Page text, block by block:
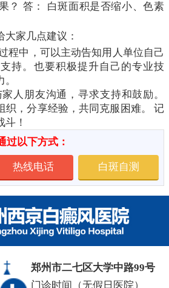
？ 答： 白斑面积是否缩小、色素
家几点建议：
程中，可以主动告知用人单位自己
持。也要积极提升自己的专业技
人朋友沟通，寻求支持和鼓励。
织，分享经验，共同克服困难。 记
！
过以下方式：
热线电话 白斑自测
郑州市二七区大学中路99号
门诊时间（无假日医院）